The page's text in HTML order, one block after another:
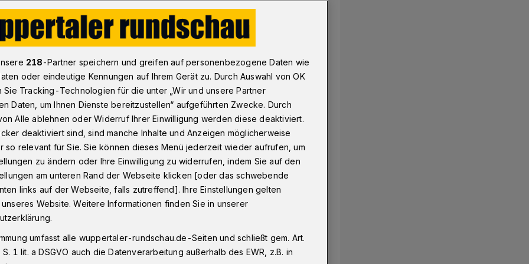
zur Integration in Wuppertal
nach der
Artikel „Die Realität hat sich dem noch
genau die Fachkräfte, die gesucht
218-Partner speichern und greifen auf personenbezogene Daten wie
oder eindeutige Kennungen auf Ihrem Gerät zu. Durch Auswahl von OK
Sie Tracking-Technologien für die unter „Wir und unsere Partner
Daten, um Ihnen Dienste bereitzustellen“ aufgeführten Zwecke. Durch
Alle ablehnen oder Widerruf Ihrer Einwilligung werden diese deaktiviert.
deaktiviert sind, sind manche Inhalte und Anzeigen möglicherweise
so relevant für Sie. Sie können dieses Menü jederzeit wieder aufrufen, um
zu ändern oder Ihre Einwilligung zu widerrufen, indem Sie auf den
am unteren Rand der Webseite klicken [oder das schwebende
links auf der Webseite, falls zutreffend]. Ihre Einstellungen gelten
Website. Weitere Informationen finden Sie in unserer
umfasst alle wuppertaler-rundschau.de-Seiten und schließt gem. Art.
1 lit. a DSGVO auch die Datenverarbeitung außerhalb des EWR, z.B. in